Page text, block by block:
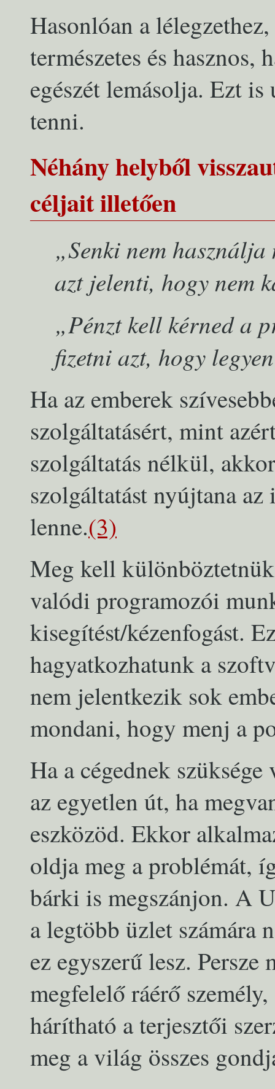
Hasonlóan a
természetes és hasznos,
egészét lemásolja. Ezt
tenni.
Néhány helyből
céljait illetően
„Senki nem
azt jelenti, hogy nem
„Pénzt kell kérned a
fizetni azt, hogy
Ha az emberek
szolgáltatásért, mint
szolgáltatás nélkül,
szolgáltatást nyújtana
lenne.(3)
Meg kell
valódi programozói
kisegítést/kézenfogást.
hagyatkozhatunk a
nem jelentkezik sok
mondani, hogy menj a
Ha a cégednek
az egyetlen út, ha
eszközöd. Ekkor
oldja meg a problémát,
bárki is megszánjon. A
a legtöbb üzlet számára
ez egyszerű lesz.
megfelelő ráérő
hárítható a terjesztői
meg a világ összes